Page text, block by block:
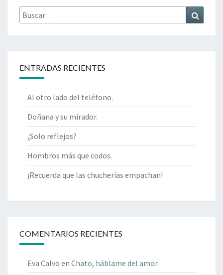
Buscar
por:
ENTRADAS RECIENTES
Al otro lado del teléfono.
Doñana y su mirador.
¿Solo reflejos?
Hombros más que codos.
¡Recuerda que las chucherías empachan!
COMENTARIOS RECIENTES
Eva Calvo en Chato, háblame del amor.